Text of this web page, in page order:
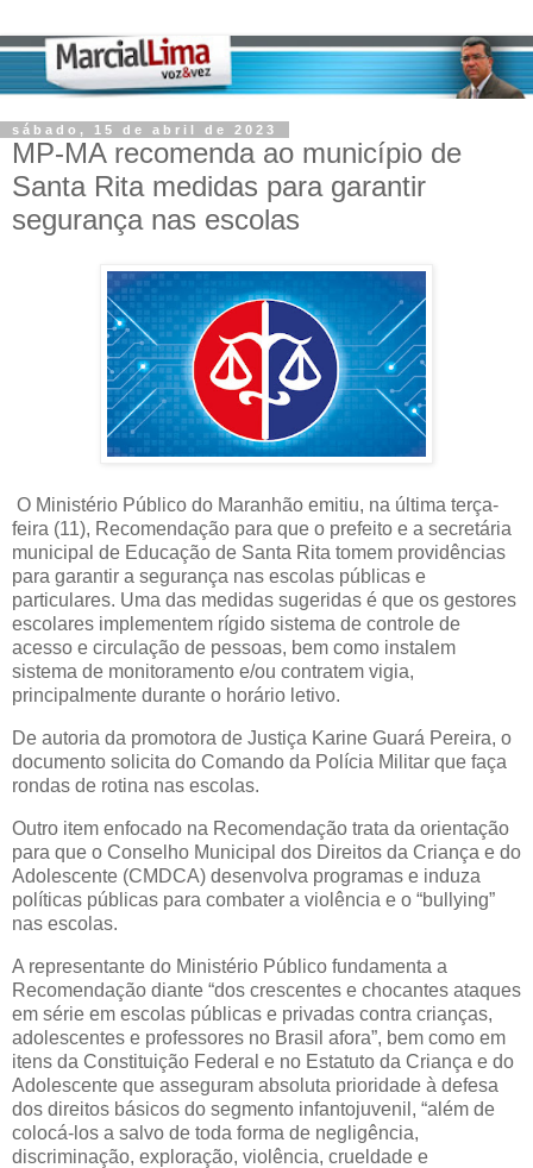
sábado, 15 de abril de 2023
MP-MA recomenda ao município de
Santa Rita medidas para garantir
segurança nas escolas
O Ministério Público do Maranhão emitiu, na última terça-
feira (11), Recomendação para que o prefeito e a secretária
municipal de Educação de Santa Rita tomem providências
para garantir a segurança nas escolas públicas e
particulares. Uma das medidas sugeridas é que os gestores
escolares implementem rígido sistema de controle de
acesso e circulação de pessoas, bem como instalem
sistema de monitoramento e/ou contratem vigia,
principalmente durante o horário letivo.
De autoria da promotora de Justiça Karine Guará Pereira, o
documento solicita do Comando da Polícia Militar que faça
rondas de rotina nas escolas.
Outro item enfocado na Recomendação trata da orientação
para que o Conselho Municipal dos Direitos da Criança e do
Adolescente (CMDCA) desenvolva programas e induza
políticas públicas para combater a violência e o “bullying”
nas escolas.
A representante do Ministério Público fundamenta a
Recomendação diante “dos crescentes e chocantes ataques
em série em escolas públicas e privadas contra crianças,
adolescentes e professores no Brasil afora”, bem como em
itens da Constituição Federal e no Estatuto da Criança e do
Adolescente que asseguram absoluta prioridade à defesa
dos direitos básicos do segmento infantojuvenil, “além de
colocá-los a salvo de toda forma de negligência,
discriminação, exploração, violência, crueldade e